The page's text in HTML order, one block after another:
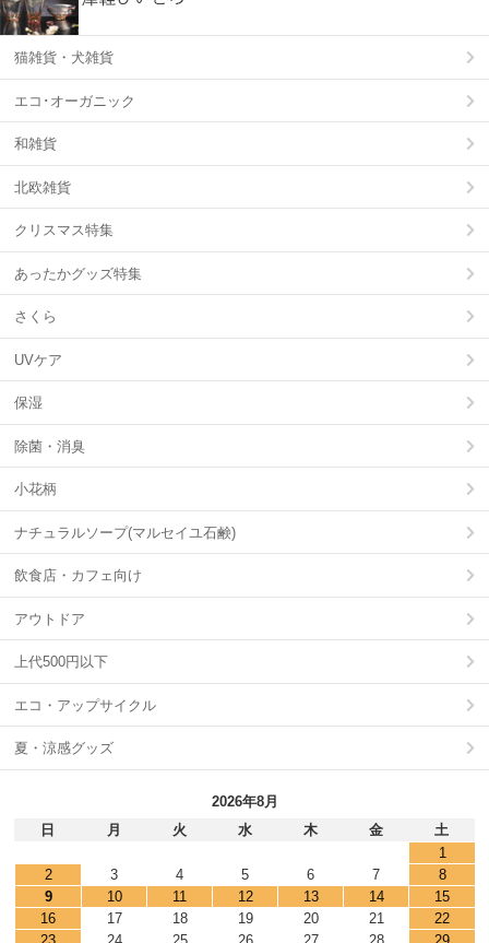
猫雑貨・犬雑貨
エコ･オーガニック
和雑貨
北欧雑貨
クリスマス特集
あったかグッズ特集
さくら
UVケア
保湿
除菌・消臭
小花柄
ナチュラルソープ(マルセイユ石鹸)
飲食店・カフェ向け
アウトドア
上代500円以下
エコ・アップサイクル
夏・涼感グッズ
2026年8月
日
月 火 水 木 金
土
1
2
3 4 5 6 7
8
9
10 11 12 13 14
15
16
17 18 19 20 21
22